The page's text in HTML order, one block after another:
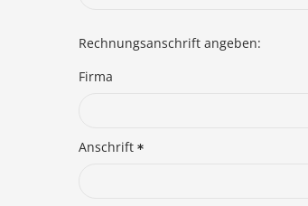
Rechnungsanschrift angeben:
Firma
Anschrift